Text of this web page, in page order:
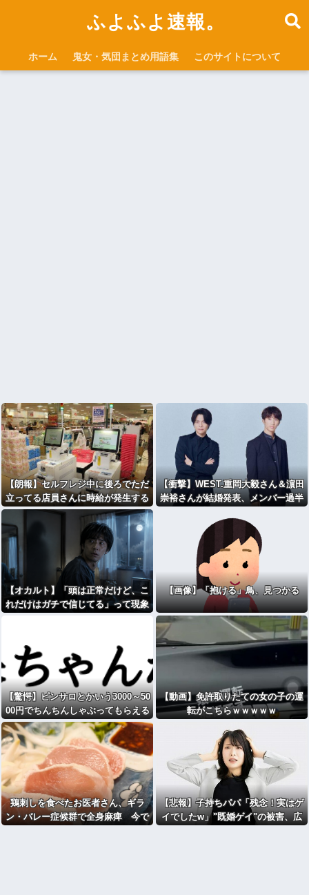
ふよふよ速報。
ホーム 鬼女・気団まとめ用語集 このサイトについて
【朗報】セルフレジ中に後ろでただ
立ってる店員さんに時給が発生する
のおかしい←3万いいねｗｗｗｗｗ
ｗｗｗｗｗ
【衝撃】WEST.重岡大毅さん＆濵田
崇裕さんが結婚発表、メンバー過半
【オカルト】「頭は正常だけど、こ
れだけはガチで信じてる」って現象
【画像】「抱ける」鳥、見つかる
【驚愕】ピンサロとかいう3000～50
00円でちんちんしゃぶってもらえる
場所wwww
【動画】免許取りたての女の子の運
転がこちらｗｗｗｗｗ
鶏刺しを食べたお医者さん、ギラ
ン・バレー症候群で全身麻痺 今で
【悲報】子持ちパパ「残念！実はゲ
イでしたw」"既婚ゲイ"の被害、広